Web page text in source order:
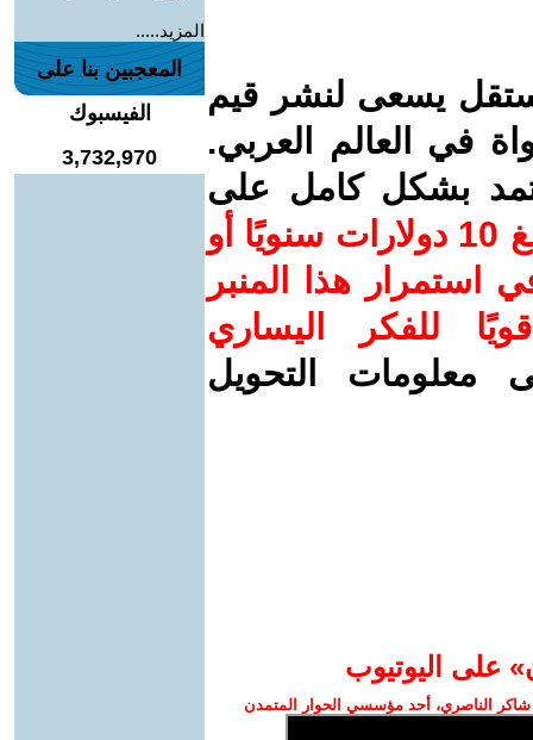
يسعى لنشر قيم
في العالم العربي.
بشكل كامل على
ساهم/ي معنا! بدعمكم بمبلغ 10 دولارات سنويًا أو
استمرار هذا المنبر
للفكر اليساري
معلومات التحويل
على اليوتيوب
الناصري، أحد مؤسسي الحوار المتمدن
المزيد.....
المعجبين بنا على
الفيسبوك
3,732,970